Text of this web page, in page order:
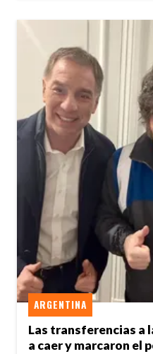
Las transferencias a
a caer y marcaron el
ARGENTINA